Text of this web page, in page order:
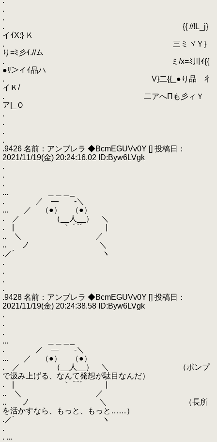
.
.
. {{ //!L_j}
イｲX:} Ｋ
. 三ミヾＹ}
り=ﾐ彡ｲ.//ム
. ミ/x=ﾐ川ｲ{{
●ﾘ＞イｲ品ハ
. V}二{{_●り品ゞ彳
イＫ/
. 二アへΠも彡ィＹ
ア|_Ｏ
.
.
.
.
.9426 名前：アンブレラ ◆BcmEGUVv0Y [] 投稿日：
2021/11/19(金) 20:24:16.02 ID:Byw6LVgk
.
.
.
... ＿＿＿_
. ／ ― -＼
... ／ （●） （●）
. ／ （__人__） ＼
. | ｀ ⌒´ |
.. ＼ ／
.. ノ ＼
.／´ ヽ
.
.
.
.
.9428 名前：アンブレラ ◆BcmEGUVv0Y [] 投稿日：
2021/11/19(金) 20:24:38.58 ID:Byw6LVgk
.
.
.
... ＿＿＿_
. ／ ― -＼
... ／ （●） （●）
. ／ （__人__） ＼ （ポンプ
で汲み上げる、なんて発想が駄目なんだ）
. | ｀ ⌒´ |
.. ＼ ／
.. ノ ＼ （長所
を活かすなら、もっと、もっと……）
.／´ ヽ
.
. ...